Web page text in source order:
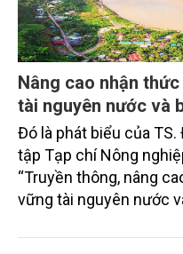
Nâng cao nhận
tài nguyên nước và
Đó là phát biểu của TS.
tập Tạp chí Nông
“Truyền thông, nâng
vững tài nguyên nước
trường phối hợp với Sở